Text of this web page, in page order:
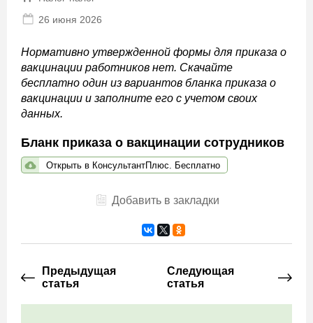
26 июня 2026
Нормативно утвержденной формы для приказа о
вакцинации работников нет. Скачайте
бесплатно один из вариантов бланка приказа о
вакцинации и заполните его с учетом своих
данных.
Бланк приказа о вакцинации сотрудников
Открыть в КонсультантПлюс. Бесплатно
Добавить в закладки
Предыдущая
статья
Следующая
статья